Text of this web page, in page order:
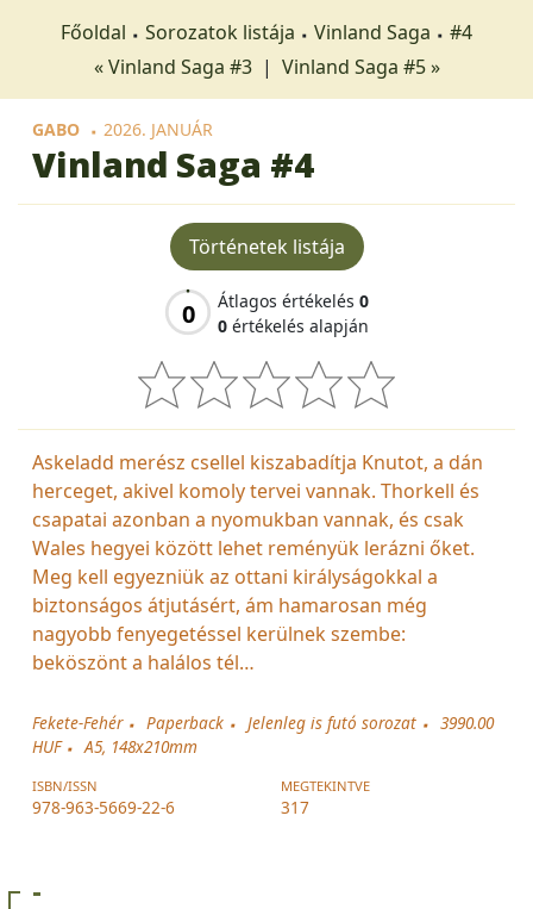
Főoldal Sorozatok listája Vinland Saga
#4
« Vinland Saga #3 | Vinland Saga #5 »
GABO 2026. JANUÁR
Vinland Saga #4
Történetek listája
0 Átlagos értékelés 0
0 értékelés alapján
Askeladd merész csellel kiszabadítja Knutot, a dán
herceget, akivel komoly tervei vannak. Thorkell és
csapatai azonban a nyomukban vannak, és csak
Wales hegyei között lehet reményük lerázni őket.
Meg kell egyezniük az ottani királyságokkal a
biztonságos átjutásért, ám hamarosan még
nagyobb fenyegetéssel kerülnek szembe:
beköszönt a halálos tél…
Fekete-Fehér Paperback Jelenleg is futó sorozat
3990.00
HUF
A5, 148x210mm
ISBN/ISSN
978-963-5669-22-6
MEGTEKINTVE
317
-